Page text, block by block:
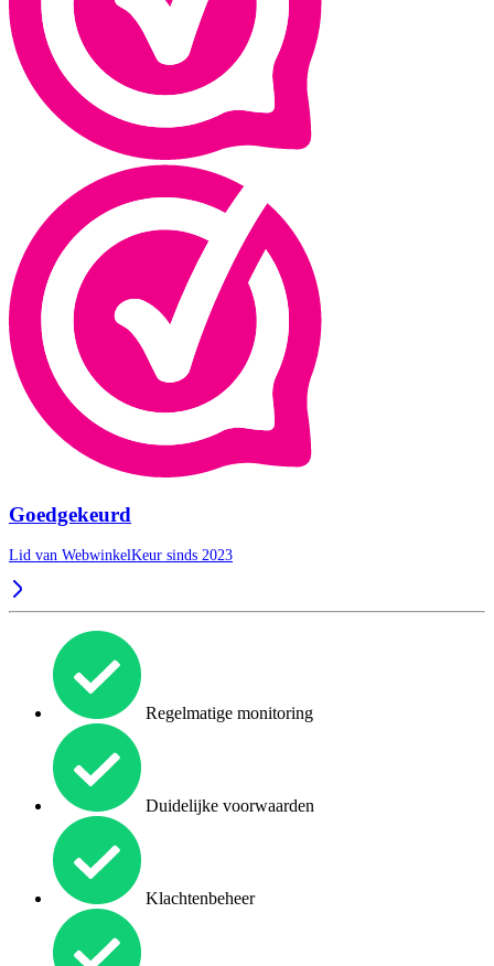
Goedgekeurd
Lid van WebwinkelKeur sinds 2023
Regelmatige monitoring
Duidelijke voorwaarden
Klachtenbeheer